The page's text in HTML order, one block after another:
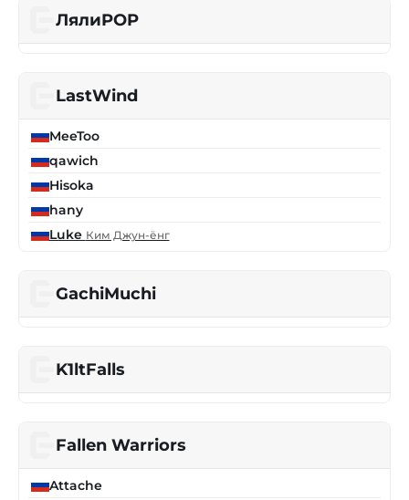
ЛялиPOP
LastWind
MeeToo
qawich
Hisoka
hany
Luke Ким Джун-ёнг
GachiMuchi
K1ltFalls
Fallen Warriors
Attache